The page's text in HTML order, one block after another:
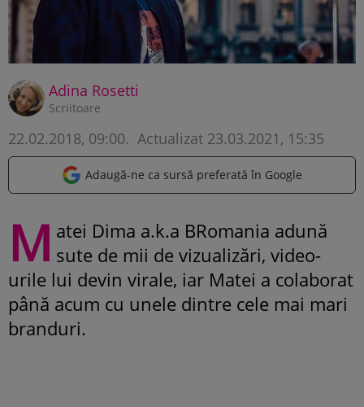
Adina Rosetti
Scriitoare
22.02.2018, 09:00. Actualizat 23.03.2021, 15:35
Adaugă-ne ca sursă preferată în Google
M atei Dima a.k.a BRomania adună
sute de mii de vizualizări, video-
urile lui devin virale, iar Matei a colaborat
până acum cu unele dintre cele mai mari
branduri.